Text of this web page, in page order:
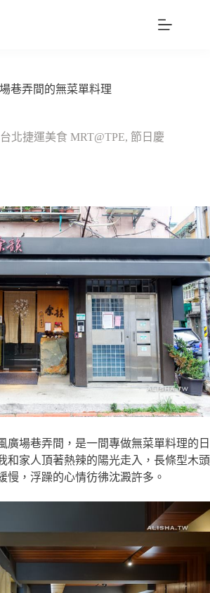
巷弄間的無菜單料理
台北捷運美食 MRT@TPE, 節日慶
廣場巷弄間，是一間專做無菜單料理的日
和家人頂著熱辣的陽光走入，長條型木頭
慢，浮躁的心情彷彿沈澱許多。